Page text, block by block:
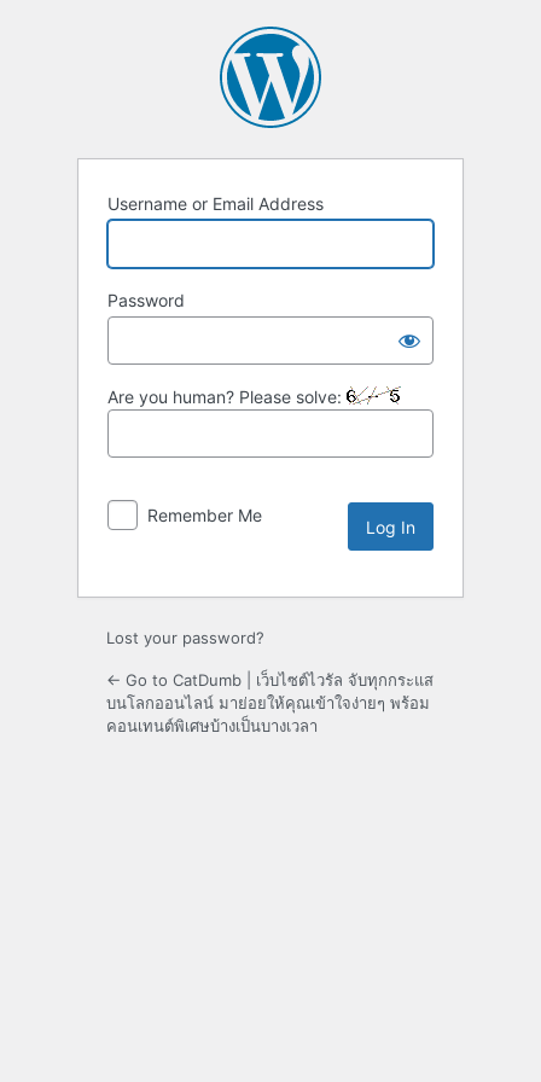
Username or Email Address
Password
Are you human? Please solve:
Remember Me
Lost your password?
← Go to CatDumb | เว็บไซต์ไวรัล จับทุกกระแส
บนโลกออนไลน์ มาย่อยให้คุณเข้าใจง่ายๆ พร้อม
คอนเทนต์พิเศษบ้างเป็นบางเวลา